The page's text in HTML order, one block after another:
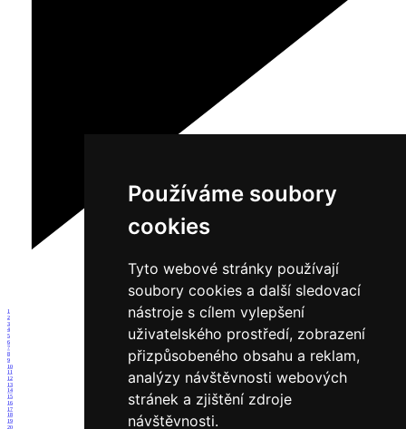
Používáme soubory
cookies
Tyto webové stránky používají
soubory cookies a další sledovací
nástroje s cílem vylepšení
uživatelského prostředí, zobrazení
přizpůsobeného obsahu a reklam,
analýzy návštěvnosti webových
stránek a zjištění zdroje
návštěvnosti.
1
2
3
4
5
6
7
8
9
10
11
12
13
14
15
16
17
18
19
20